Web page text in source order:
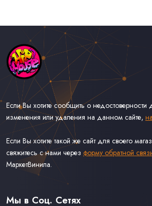
Если Вы хотите сообщить о
изменения или удаления на данном сайте,
Если Вы хотите такой же сайт для своего
свяжитесь с нами через форму обратной
МаркетВинила.
Каталог Музыки на Виниле В Наличии
Доставка и Оплата
Мы в Соц. Сетях